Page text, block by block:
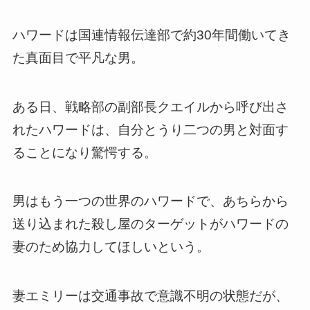
ハワードは国連情報伝達部で約30年間働いてき
た真面目で平凡な男。
ある日、戦略部の副部長クエイルから呼び出さ
れたハワードは、自分とうり二つの男と対面す
ることになり驚愕する。
男はもう一つの世界のハワードで、あちらから
送り込まれた殺し屋のターゲットがハワードの
妻のため協力してほしいという。
妻エミリーは交通事故で意識不明の状態だが、